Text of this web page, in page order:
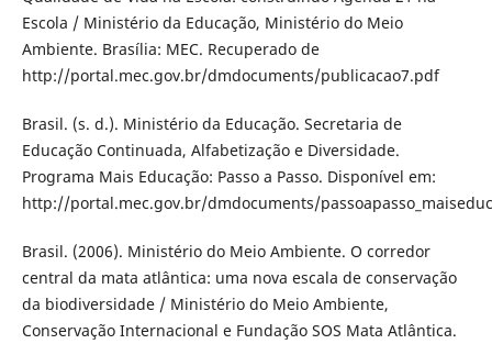
Escola / Ministério da Educação, Ministério do Meio
Ambiente. Brasília: MEC. Recuperado de
http://portal.mec.gov.br/dmdocuments/publicacao7.pdf
Brasil. (s. d.). Ministério da Educação. Secretaria de
Educação Continuada, Alfabetização e Diversidade.
Programa Mais Educação: Passo a Passo. Disponível em:
http://portal.mec.gov.br/dmdocuments/
Brasil. (2006). Ministério do Meio Ambiente. O corredor
central da mata atlântica: uma nova escala de conservação
da biodiversidade / Ministério do Meio Ambiente,
Conservação Internacional e Fundação SOS Mata Atlântica.